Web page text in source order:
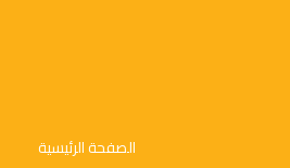
الصفحة الرئيسية